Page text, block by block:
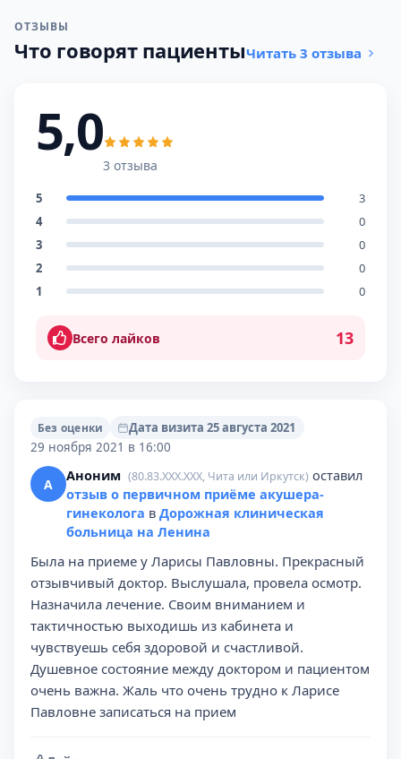
ОТЗЫВЫ
Что говорят пациентыЧитать 3 отзыва
5,0
3 отзыва
5
3
4
0
3
0
2
0
1
0
Всего лайков 13
Без оценки
Дата визита 25 августа 2021
29 ноября 2021 в 16:00
А Аноним (80.83.XXX.XXX, Чита или Иркутск) оставил
отзыв о первичном приёме акушера-
гинеколога в Дорожная клиническая
больница на Ленина
Была на приеме у Ларисы Павловны. Прекрасный
отзывчивый доктор. Выслушала, провела осмотр.
Назначила лечение. Своим вниманием и
тактичностью выходишь из кабинета и
чувствуешь себя здоровой и счастливой.
Душевное состояние между доктором и пациентом
очень важна. Жаль что очень трудно к Ларисе
Павловне записаться на прием